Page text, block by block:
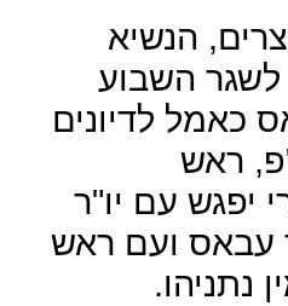
הנשיא
לשגר השבוע
כאמל לדיונים
ראש
יפגש עם יו"ר
עבאס ועם ראש
נתניהו.